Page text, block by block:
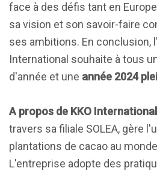
face à des défis tant en
sa vision et son savoir-faire
ses ambitions. En conclusion,
International souhaite à tous
d'année et une année 2024
A propos de KKO
travers sa filiale SOLEA, gère
plantations de cacao au
L'entreprise adopte des